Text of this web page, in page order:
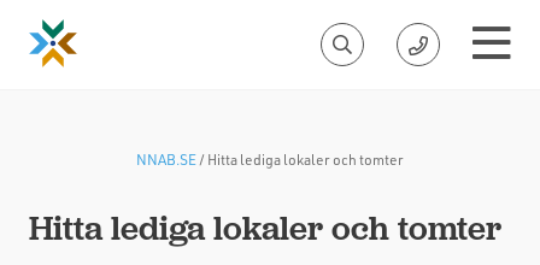
NNAB.SE/Hitta lediga lokaler och tomter
Hitta lediga lokaler och tomter